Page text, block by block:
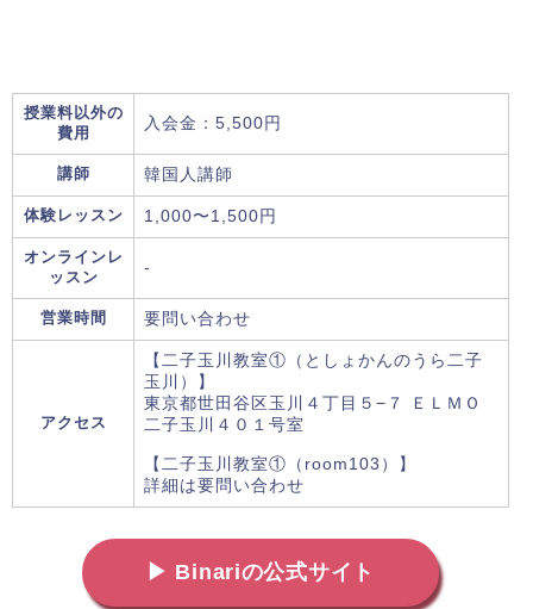
授業料以外の
費用
入会金：5,500円
講師 韓国人講師
体験レッスン 1,000〜1,500円
オンラインレ
ッスン
-
営業時間 要問い合わせ
アクセス
【二子玉川教室①（としょかんのうら二子
玉川）】
東京都世田谷区玉川４丁目５−７ ＥＬＭＯ
二子玉川４０１号室
【二子玉川教室①（room103）】
詳細は要問い合わせ
▶ Binariの公式サイト